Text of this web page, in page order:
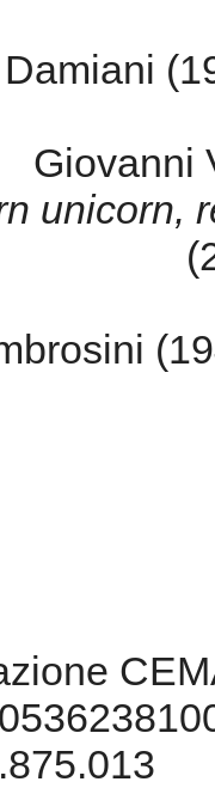
Giovanni
unicorn,